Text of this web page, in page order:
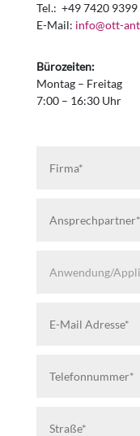
Tel.: +49 7420 9399
E-Mail: info@ott-
Bürozeiten:
Montag – Freitag
7:00 – 16:30 Uhr